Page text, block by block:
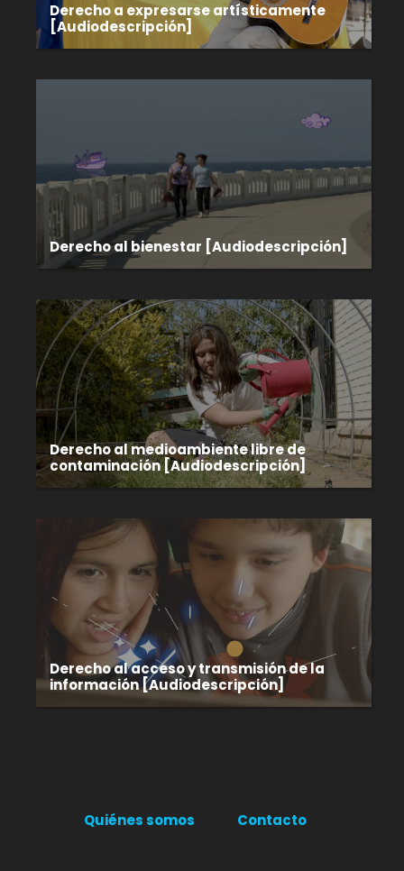
Derecho a expresarse artísticamente
[Audiodescripción]
Derecho al bienestar [Audiodescripción]
Derecho al medioambiente libre de
contaminación [Audiodescripción]
Derecho al acceso y transmisión de la
información [Audiodescripción]
Quiénes somos Contacto